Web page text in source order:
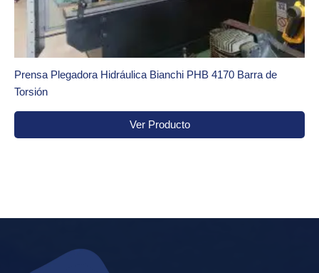
Prensa Plegadora Hidráulica Bianchi PHB 4170 Barra de
Torsión
Ver Producto